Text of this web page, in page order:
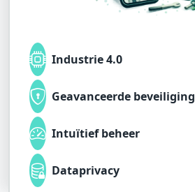
Industrie 4.0
Geavanceerde beveiliging
Intuïtief beheer
Dataprivacy